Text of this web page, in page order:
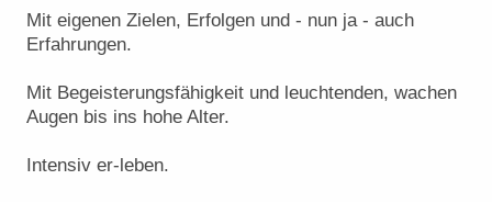
Mit eigenen Zielen, Erfolgen und - nun ja - auch
Erfahrungen.
Mit Begeisterungsfähigkeit und leuchtenden, wachen
Augen bis ins hohe Alter.
Intensiv er-leben.